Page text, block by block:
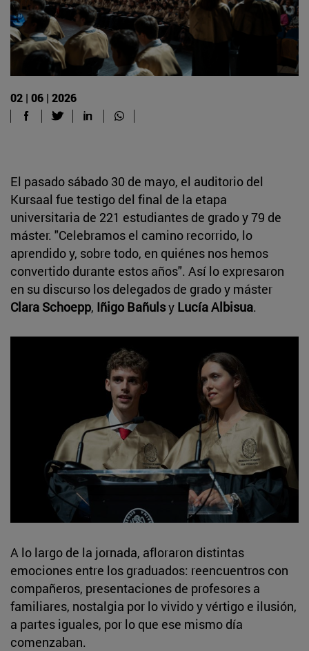
02 | 06 | 2026
El pasado sábado 30 de mayo, el auditorio del
Kursaal fue testigo del final de la etapa
universitaria de 221 estudiantes de grado y 79 de
máster. "Celebramos el camino recorrido, lo
aprendido y, sobre todo, en quiénes nos hemos
convertido durante estos años". Así lo expresaron
en su discurso los delegados de grado y máster
Clara Schoepp, Iñigo Bañulsy Lucía Albisua.
A lo largo de la jornada, afloraron distintas
emociones entre los graduados: reencuentros con
compañeros, presentaciones de profesores a
familiares, nostalgia por lo vivido y vértigo e ilusión,
a partes iguales, por lo que ese mismo día
comenzaban.